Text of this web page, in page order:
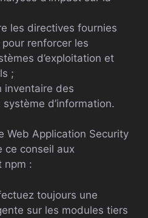
les directives fournies
renforcer les
d’exploitation et
;
inventaire des
d’information.
Web Application Security
ce conseil aux
npm :
toujours une
sur les modules tiers